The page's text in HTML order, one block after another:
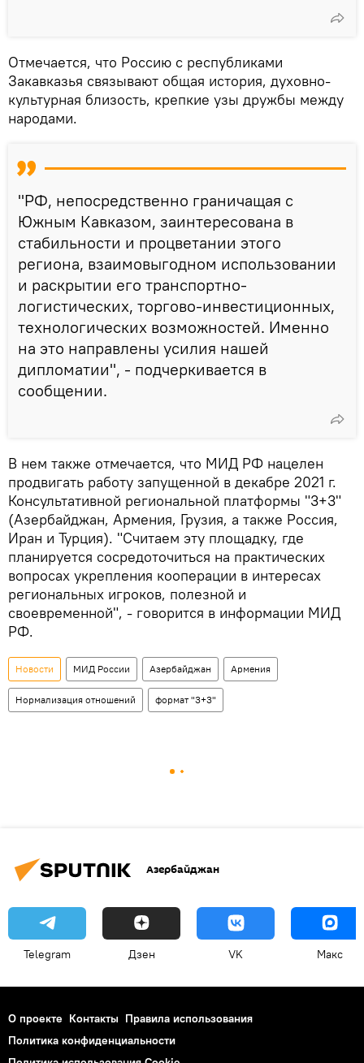
Отмечается, что Россию с республиками
Закавказья связывают общая история, духовно-
культурная близость, крепкие узы дружбы между
народами.
"РФ, непосредственно граничащая с
Южным Кавказом, заинтересована в
стабильности и процветании этого
региона, взаимовыгодном использовании
и раскрытии его транспортно-
логистических, торгово-инвестиционных,
технологических возможностей. Именно
на это направлены усилия нашей
дипломатии", - подчеркивается в
сообщении.
В нем также отмечается, что МИД РФ нацелен
продвигать работу запущенной в декабре 2021 г.
Консультативной региональной платформы "3+3"
(Азербайджан, Армения, Грузия, а также Россия,
Иран и Турция). "Считаем эту площадку, где
планируется сосредоточиться на практических
вопросах укрепления кооперации в интересах
региональных игроков, полезной и
своевременной", - говорится в информации МИД
РФ.
Новости МИД России Азербайджан Армения
Нормализация отношений формат "3+3"
Азербайджан
Telegram Дзен VK Макс
О проекте Контакты Правила использования
Политика конфиденциальности